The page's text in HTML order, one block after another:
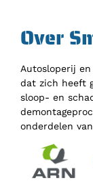
Over
Autosloperij
dat zich heeft
sloop- en
onderdelen